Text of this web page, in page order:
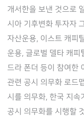
개서한을 보낸 것으로
시아 기후변화 투자자
자산운용, 이스트 캐피
운용, 글로벌 델타 캐피
드라 폰더 등이 참여한
관련 공시 의무화 로드
시를 의무화, 한국 지속
공시 의무화를 시행할